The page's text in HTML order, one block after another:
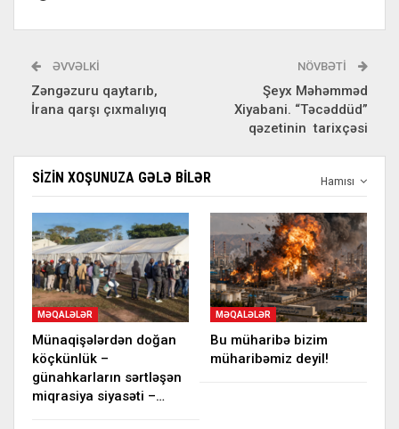
ƏVVƏLKI
Zəngəzuru qaytarıb,
İrana qarşı çıxmalıyıq
NÖVBƏTI
Şeyx Məhəmməd
Xiyabani. “Təcəddüd”
qəzetinin tarixçəsi
Hamısı
SIZIN XOŞUNUZA GƏLƏ BILƏR
MƏQALƏLƏR
Münaqişələrdən doğan
köçkünlük –
günahkarların sərtləşən
miqrasiya siyasəti –…
MƏQALƏLƏR
Bu müharibə bizim
müharibəmiz deyil!